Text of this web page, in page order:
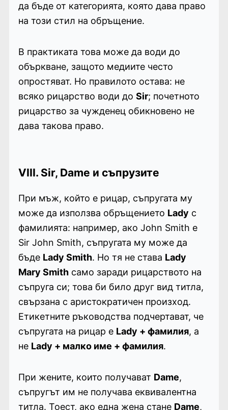
да бъде от категорията, която дава право
на този стил на обръщение.
В практиката това може да води до
объркване, защото медиите често
опростяват. Но правилото остава: не
всяко рицарство води до Sir; почетното
рицарство за чужденец обикновено не
дава такова право.
VIII. Sir, Dame и съпрузите
При мъж, който е рицар, съпругата му
може да използва обръщението Lady с
фамилията: например, ако John Smith е
Sir John Smith, съпругата му може да
бъде Lady Smith. Но тя не става Lady
Mary Smithсамо заради рицарството на
съпруга си; това би било друг вид титла,
свързана с аристократичен произход.
Етикетните ръководства подчертават, че
съпругата на рицар е Lady + фамилия, а
не Lady + малко име + фамилия.
При жените, които получават Dame,
съпругът им не получава еквивалентна
титла. Тоест, ако една жена стане Dame,